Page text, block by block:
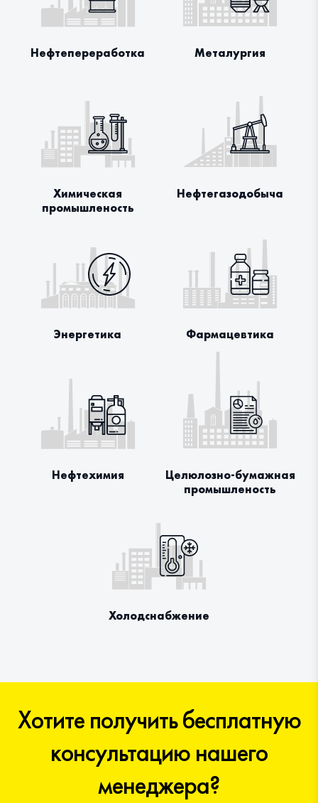
Нефтепереработка Металургия
Химическая
промышленость
Нефтегазодобыча
Энергетика Фармацевтика
Нефтехимия
Целюлозно-бумажная
промышленость
Холодснабжение
Хотите получить бесплатную
консультацию нашего
менеджера?